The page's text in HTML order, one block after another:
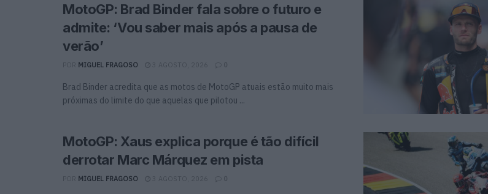
MotoGP: Brad Binder fala sobre o futuro e
admite: ‘Vou saber mais após a pausa de
verão’
MIGUEL FRAGOSO 3 AGOSTO, 2026 0
Brad Binder acredita que as motos de MotoGP atuais estão muito mais
próximas do limite do que aquelas que pilotou ...
MotoGP: Xaus explica porque é tão difícil
derrotar Marc Márquez em pista
MIGUEL FRAGOSO 3 AGOSTO, 2026 0